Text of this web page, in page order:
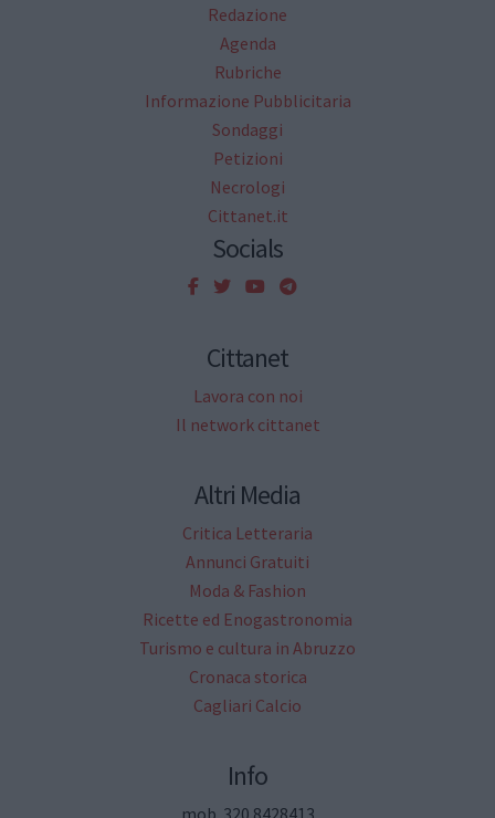
Redazione
Agenda
Rubriche
Informazione Pubblicitaria
Sondaggi
Petizioni
Necrologi
Cittanet.it
Socials
Cittanet
Lavora con noi
Il network cittanet
Altri Media
Critica Letteraria
Annunci Gratuiti
Moda & Fashion
Ricette ed Enogastronomia
Turismo e cultura in Abruzzo
Cronaca storica
Cagliari Calcio
Info
mob. 320.8428413